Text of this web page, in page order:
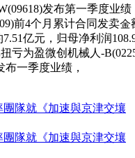
发布第一季度业绩
前4个月累计合同发卖
亿元，归母净利润
亏为盈微创机械人-
布一季度业绩，
隊就《加速與京津交壤
隊就《加速與京津交壤